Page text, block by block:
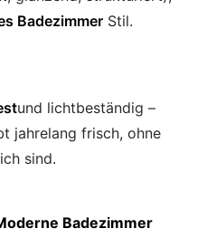
Badezimmer Stil.
und lichtbeständig –
jahrelang frisch, ohne
sind.
Badezimmer